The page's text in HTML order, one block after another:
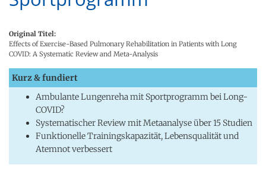
Original Titel:
Effects of Exercise-Based Pulmonary Rehabilitation in Patients with Long
COVID: A Systematic Review and Meta-Analysis
Kurz & fundiert
Ambulante Lungenreha mit Sportprogramm bei Long-
COVID?
Systematischer Review mit Metaanalyse über 15 Studien
Funktionelle Trainingskapazität, Lebensqualität und
Atemnot verbessert